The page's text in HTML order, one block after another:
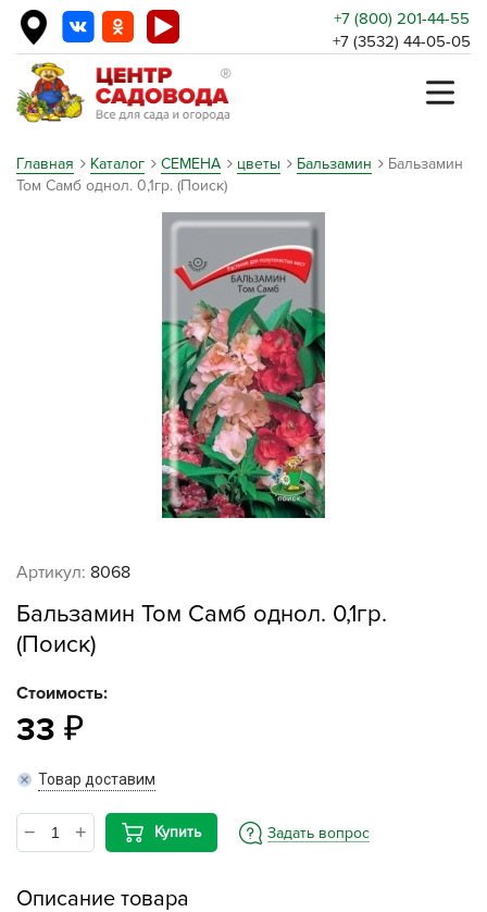
+7 (800) 201-44-55
+7 (3532) 44-05-05
Главная Каталог СЕМЕНА цветы Бальзамин
Бальзамин
Том Самб однол. 0,1гр. (Поиск)
Артикул: 8068
Бальзамин Том Самб однол. 0,1гр.
(Поиск)
Стоимость:
33
Товар доставим
Купить Задать вопрос
Описание товара